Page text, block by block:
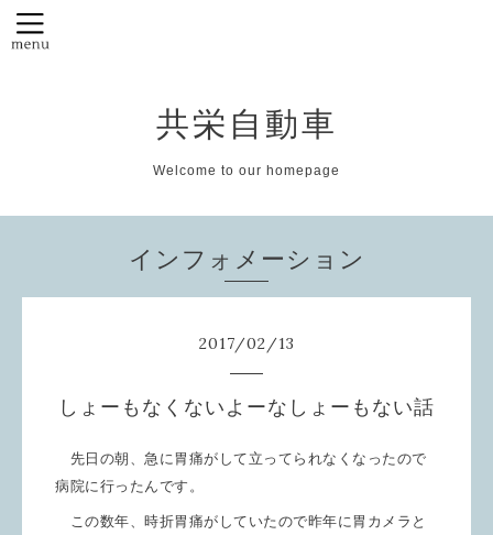
共栄自動車
Welcome to our homepage
インフォメーション
2017/02/13
しょーもなくないよーなしょーもない話
先日の朝、急に胃痛がして立ってられなくなったので
病院に行ったんです。
この数年、時折胃痛がしていたので昨年に胃カメラと